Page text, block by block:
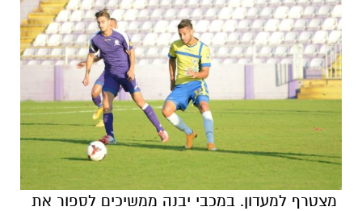
מצטרף למעדון. במכבי יבנה ממשיכים לספור את